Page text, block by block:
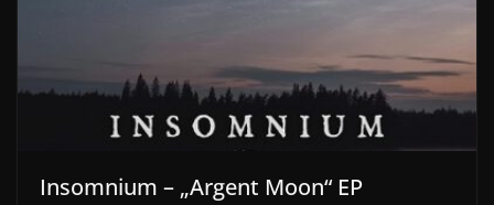
Insomnium – „Argent Moon“ EP